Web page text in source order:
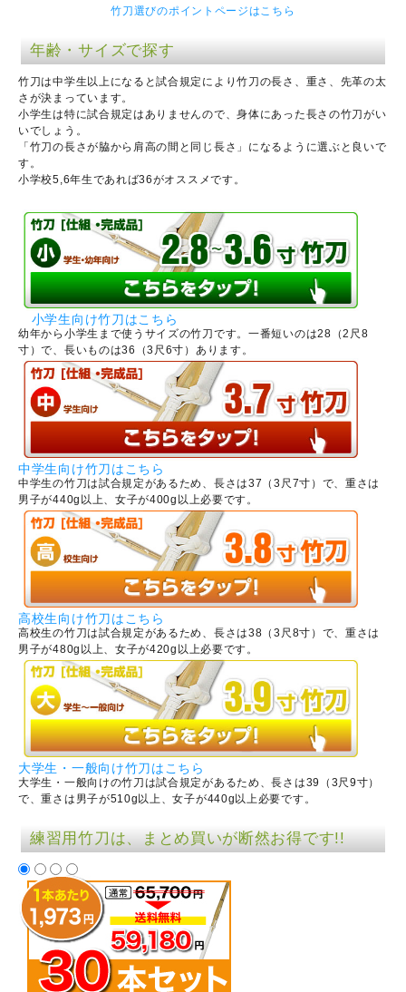
竹刀選びのポイントページはこちら
年齢・サイズで探す
竹刀は中学生以上になると試合規定により竹刀の長さ、重さ、先革の太
さが決まっています。
小学生は特に試合規定はありませんので、身体にあった長さの竹刀がい
いでしょう。
「竹刀の長さが脇から肩高の間と同じ長さ」になるように選ぶと良いで
す。
小学校5,6年生であれば36がオススメです。
小学生向け竹刀はこちら
幼年から小学生まで使うサイズの竹刀です。一番短いのは28（2尺8
寸）で、長いものは36（3尺6寸）あります。
中学生向け竹刀はこちら
中学生の竹刀は試合規定があるため、長さは37（3尺7寸）で、重さは
男子が440g以上、女子が400g以上必要です。
高校生向け竹刀はこちら
高校生の竹刀は試合規定があるため、長さは38（3尺8寸）で、重さは
男子が480g以上、女子が420g以上必要です。
大学生・一般向け竹刀はこちら
大学生・一般向けの竹刀は試合規定があるため、長さは39（3尺9寸）
で、重さは男子が510g以上、女子が440g以上必要です。
練習用竹刀は、まとめ買いが断然お得です!!